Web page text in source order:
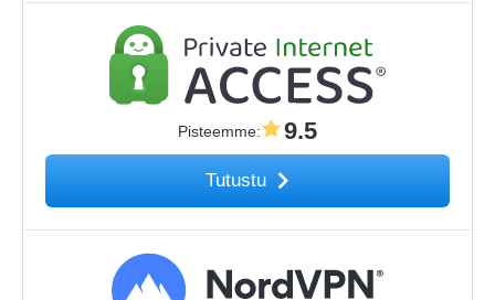
Pisteemme: 9.5
Tutustu